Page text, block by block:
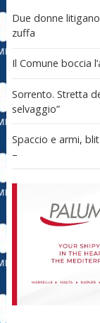
Due donne
zuffa
Il Comune boccia
Sorrento. Stretta
selvaggio”
Spaccio e armi,
–